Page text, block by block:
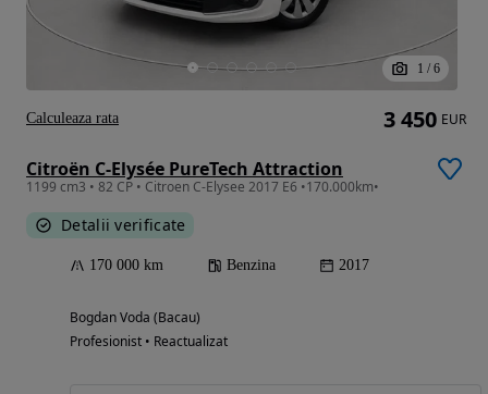
1 / 6
Citroën C-Elysée PureTech Attraction
1199 cm3 • 82 CP • Citroen C-Elysee 2017 E6 •170.000km•
Detalii verificate
170 000 km Benzina 2017
Bogdan Voda (Bacau)
Profesionist • Reactualizat
3 450 EUR
Calculeaza rata